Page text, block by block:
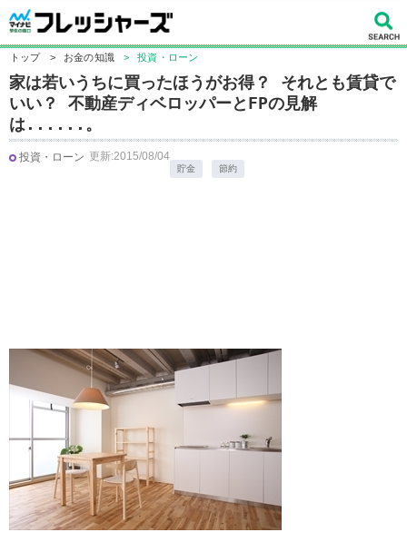
トップ > お金の知識 > 投資・ローン
家は若いうちに買ったほうがお得？ それとも賃貸で
いい？ 不動産ディベロッパーとFPの見解
は......。
投資・ローン 更新:2015/08/04
貯金 節約